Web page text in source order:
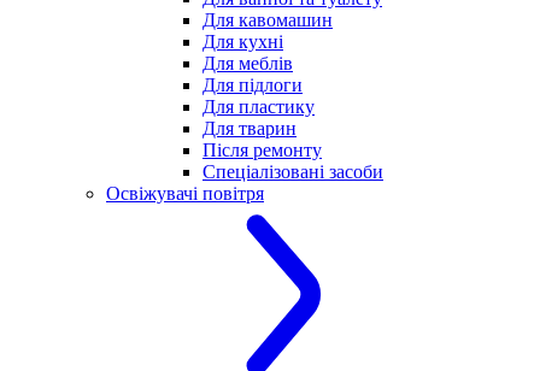
Для кавомашин
Для кухні
Для меблів
Для підлоги
Для пластику
Для тварин
Після ремонту
Спеціалізовані засоби
Освіжувачі повітря